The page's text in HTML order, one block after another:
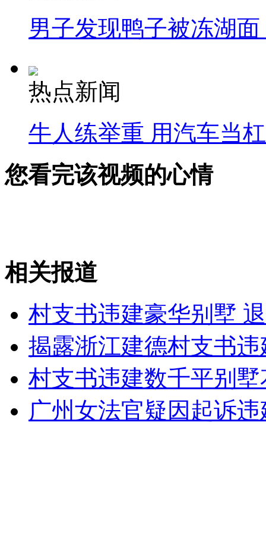
男子发现鸭子被冻湖
热点新闻
牛人练举重 用汽车当
您看完该视频的心情
相关报道
村支书违建豪华别墅
揭露浙江建德村支书
村支书违建数千平别
广州女法官疑因起诉